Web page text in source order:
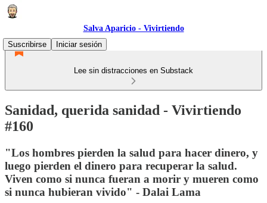
Salva Aparicio - Vivirtiendo
Suscribirse
Iniciar sesión
Lee sin distracciones en Substack
Sanidad, querida sanidad - Vivirtiendo
#160
"Los hombres pierden la salud para hacer dinero, y
luego pierden el dinero para recuperar la salud.
Viven como si nunca fueran a morir y mueren como
si nunca hubieran vivido" - Dalai Lama